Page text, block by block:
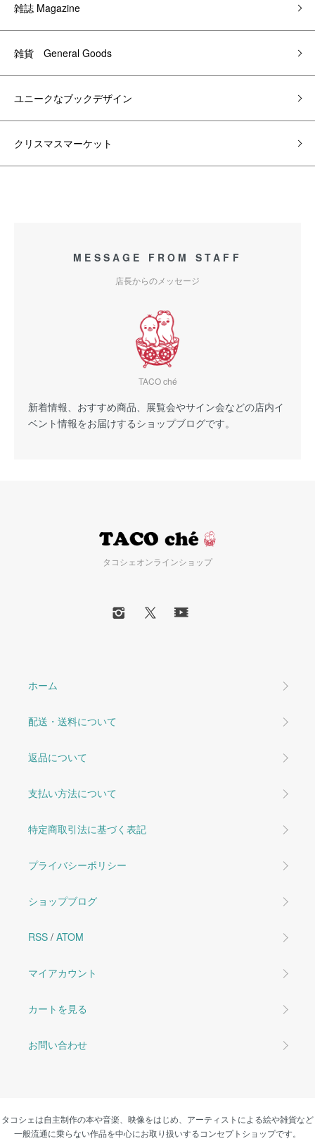
雑誌 Magazine
雑貨 General Goods
ユニークなブックデザイン
クリスマスマーケット
MESSAGE FROM STAFF
店長からのメッセージ
TACO ché
新着情報、おすすめ商品、展覧会やサイン会などの店内イ
ベント情報をお届けするショップブログです。
タコシェオンラインショップ
ホーム
配送・送料について
返品について
支払い方法について
特定商取引法に基づく表記
プライバシーポリシー
ショップブログ
RSS / ATOM
マイアカウント
カートを見る
お問い合わせ
タコシェは自主制作の本や音楽、映像をはじめ、アーティストによる絵や雑貨など
一般流通に乗らない作品を中心にお取り扱いするコンセプトショップです。